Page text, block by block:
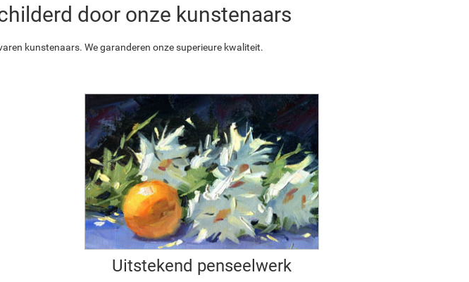
door onze kunstenaars
kunstenaars. We garanderen onze superieure kwaliteit.
Uitstekend penseelwerk